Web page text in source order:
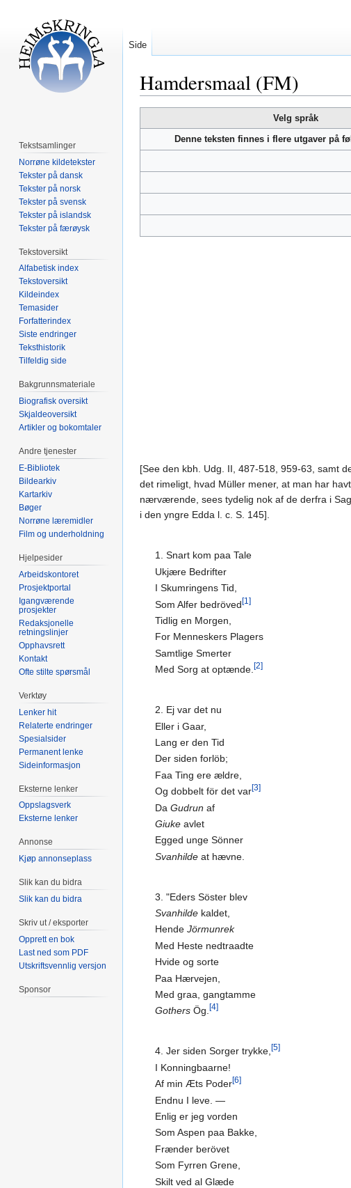
Hamdersmaal (FM)
til
navigering
til
Velg språk
Denne teksten finnes i flere utgaver på
[See den kbh. Udg. II, 487-518, 959-63, samt
det rimeligt, hvad Müller mener, at man har
nærværende, sees tydelig nok af de derfra i
i den yngre Edda l. c. S. 145].
1. Snart kom paa Tale
Ukjære Bedrifter
I Skumringens Tid,
Som Alfer bedröved[1]
Tidlig en Morgen,
For Menneskers Plagers
Samtlige Smerter
Med Sorg at optænde.[2]
2. Ej var det nu
Eller i Gaar,
Lang er den Tid
Der siden forlöb;
Faa Ting ere ældre,
Og dobbelt för det var[3]
DaGudrun af
Giuke avlet
Egged unge Sönner
Svanhilde at hævne.
3. "Eders Söster blev
Svanhilde kaldet,
HendeJörmunrek
Med Heste nedtraadte
Hvide og sorte
Paa Hærvejen,
Med graa, gangtamme
Gothers Ög.[4]
4. Jer siden Sorger trykke,[5]
I Konningbaarne!
Af min Æts Poder[6]
Endnu I leve. —
Enlig er jeg vorden
Som Aspen paa Bakke,
Frænder berövet
Som Fyrren Grene,
Skilt ved al Glæde
Side
Tekstsamlinger
Norrøne kildetekster
Tekster på dansk
Tekster på norsk
Tekster på svensk
Tekster på islandsk
Tekster på færøysk
Tekstoversikt
Alfabetisk index
Tekstoversikt
Kildeindex
Temasider
Forfatterindex
Siste endringer
Teksthistorik
Tilfeldig side
Bakgrunnsmateriale
Biografisk oversikt
Skjaldeoversikt
Artikler og bokomtaler
Andre tjenester
E-Bibliotek
Bildearkiv
Kartarkiv
Bøger
Norrøne læremidler
Film og underholdning
Hjelpesider
Arbeidskontoret
Prosjektportal
Igangværende
prosjekter
Redaksjonelle
retningslinjer
Opphavsrett
Kontakt
Ofte stilte spørsmål
Verktøy
Lenker hit
Relaterte endringer
Spesialsider
Permanent lenke
Sideinformasjon
Eksterne lenker
Oppslagsverk
Eksterne lenker
Annonse
Kjøp annonseplass
Slik kan du bidra
Slik kan du bidra
Skriv ut / eksporter
Opprett en bok
Last ned som PDF
Utskriftsvennlig versjon
Sponsor